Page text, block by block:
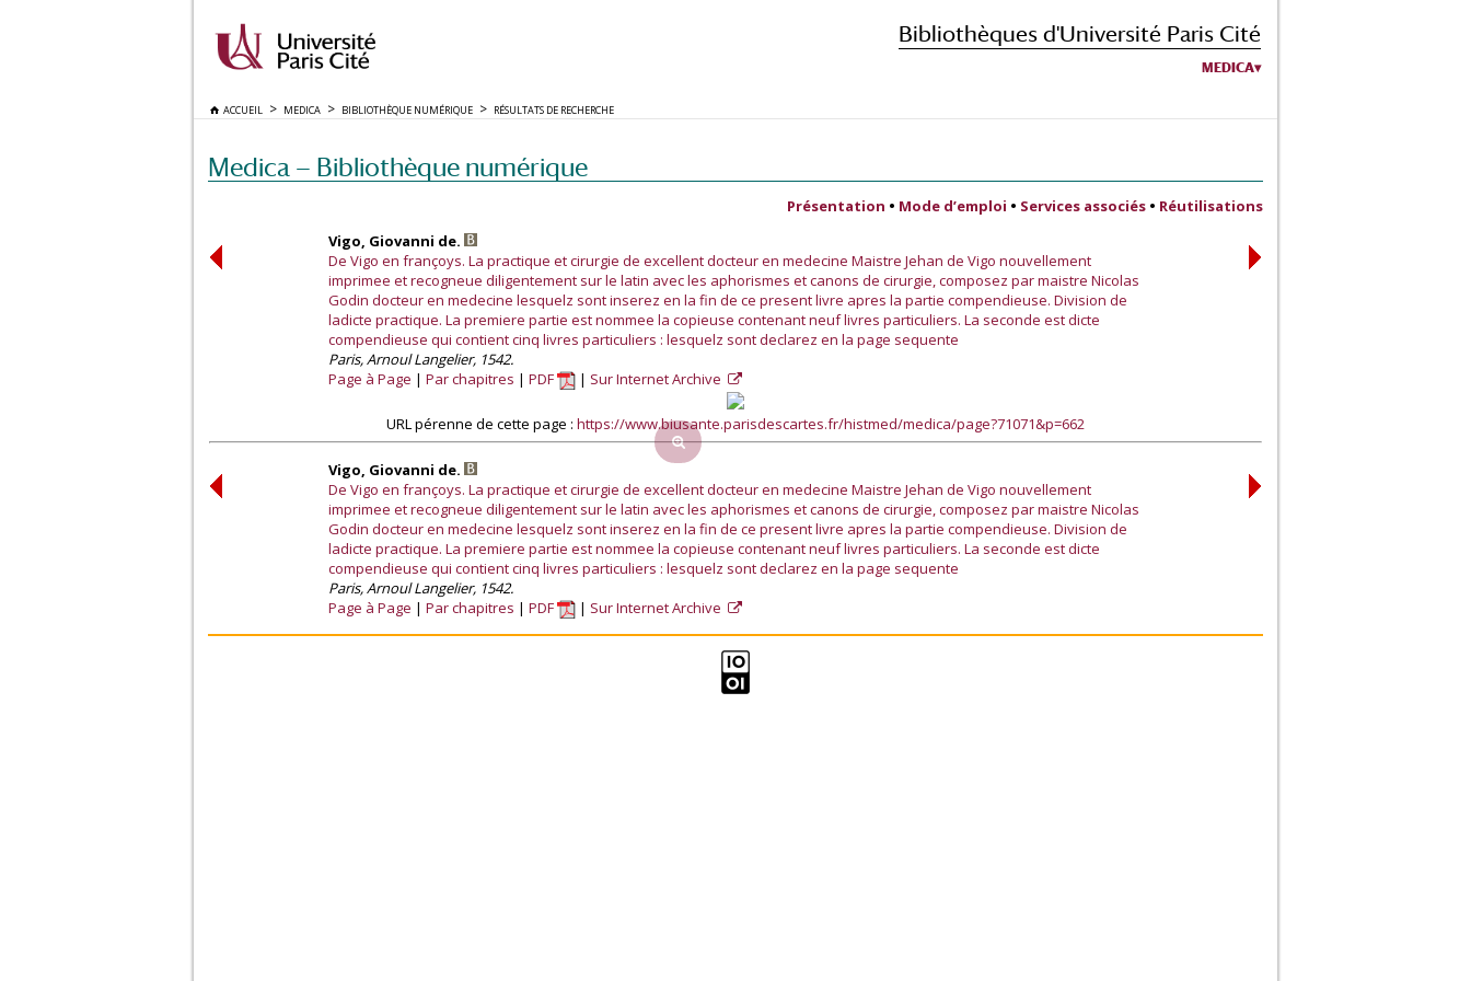
Bibliothèques d'Université Paris Cité
MEDICA
ACCUEIL MEDICA BIBLIOTHÈQUE NUMÉRIQUE RÉSULTATS DE RECHERCHE
Medica — Bibliothèque numérique
Présentation • Mode d’emploi • Services associés • Réutilisations
Vigo, Giovanni de.
De Vigo en françoys. La practique et cirurgie de excellent docteur en medecine Maistre Jehan de Vigo nouvellement
imprimee et recogneue diligentement sur le latin avec les aphorismes et canons de cirurgie, composez par maistre Nicolas
Godin docteur en medecine lesquelz sont inserez en la fin de ce present livre apres la partie compendieuse. Division de
ladicte practique. La premiere partie est nommee la copieuse contenant neuf livres particuliers. La seconde est dicte
compendieuse qui contient cinq livres particuliers : lesquelz sont declarez en la page sequente
Paris, Arnoul Langelier, 1542.
Page à Page
Par chapitres PDF Sur Internet Archive
URL pérenne de cette page : https://www.biusante.parisdescartes.fr/histmed/medica/page?71071&p=662
Vigo, Giovanni de.
De Vigo en françoys. La practique et cirurgie de excellent docteur en medecine Maistre Jehan de Vigo nouvellement
imprimee et recogneue diligentement sur le latin avec les aphorismes et canons de cirurgie, composez par maistre Nicolas
Godin docteur en medecine lesquelz sont inserez en la fin de ce present livre apres la partie compendieuse. Division de
ladicte practique. La premiere partie est nommee la copieuse contenant neuf livres particuliers. La seconde est dicte
compendieuse qui contient cinq livres particuliers : lesquelz sont declarez en la page sequente
Paris, Arnoul Langelier, 1542.
Page à Page
Par chapitres PDF Sur Internet Archive